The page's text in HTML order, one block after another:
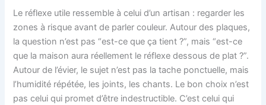
Le réflexe utile ressemble à celui d’un artisan : regarder les
zones à risque avant de parler couleur. Autour des plaques,
la question n’est pas “est-ce que ça tient ?”, mais “est-ce
que la maison aura réellement le réflexe dessous de plat ?”.
Autour de l’évier, le sujet n’est pas la tache ponctuelle, mais
l’humidité répétée, les joints, les chants. Le bon choix n’est
pas celui qui promet d’être indestructible. C’est celui qui